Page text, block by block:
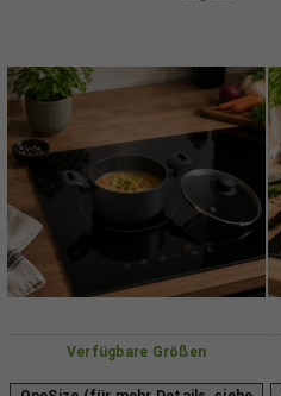
Verfügbare Größen